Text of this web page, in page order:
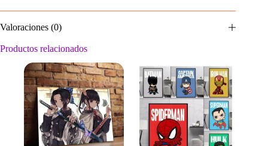
Valoraciones (0)
Productos relacionados